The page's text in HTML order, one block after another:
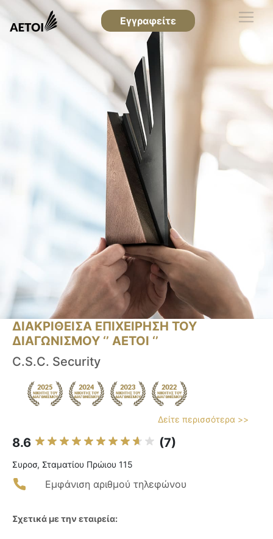
Εγγραφείτε
ΔΙΑΚΡΙΘΕΙΣΑ ΕΠΙΧΕΙΡΗΣΗ ΤΟΥ
ΔΙΑΓΩΝΙΣΜΟΥ ‘’ ΑΕΤΟΙ ‘’
C.S.C. Security
Δείτε περισσότερα >>
8.6 (7)
Συροσ, Σταματίου Πρώιου 115
Εμφάνιση αριθμού τηλεφώνου
Σχετικά με την εταιρεία: